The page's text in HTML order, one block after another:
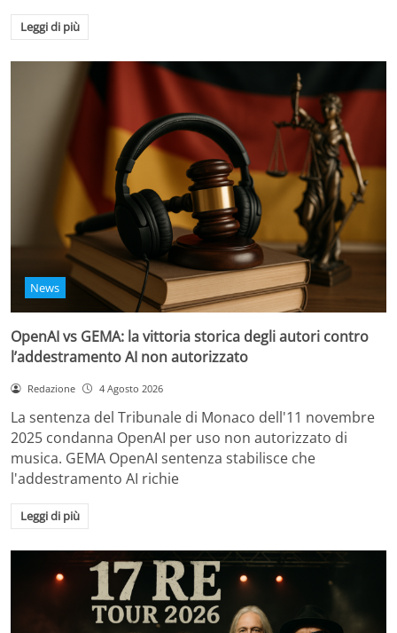
Leggi di più
News
OpenAI vs GEMA: la vittoria storica degli autori contro
l’addestramento AI non autorizzato
Redazione 4 Agosto 2026
La sentenza del Tribunale di Monaco dell'11 novembre
2025 condanna OpenAI per uso non autorizzato di
musica. GEMA OpenAI sentenza stabilisce che
l'addestramento AI richie
Leggi di più